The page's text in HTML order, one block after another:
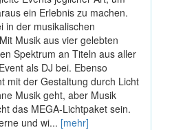
ein Erlebnis zu machen.
in der musikalischen
Musik aus vier gelebten
Spektrum an Titeln aus aller
als DJ bei. Ebenso
mit der Gestaltung durch Licht
Musik geht, aber Musik
das MEGA-Lichtpaket sein.
und wi... [mehr]